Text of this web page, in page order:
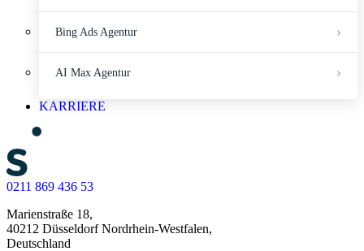
Bing Ads Agentur
AI Max Agentur
KARRIERE
0211 869 436 53
Marienstraße 18,
40212 Düsseldorf Nordrhein-Westfalen,
Deutschland